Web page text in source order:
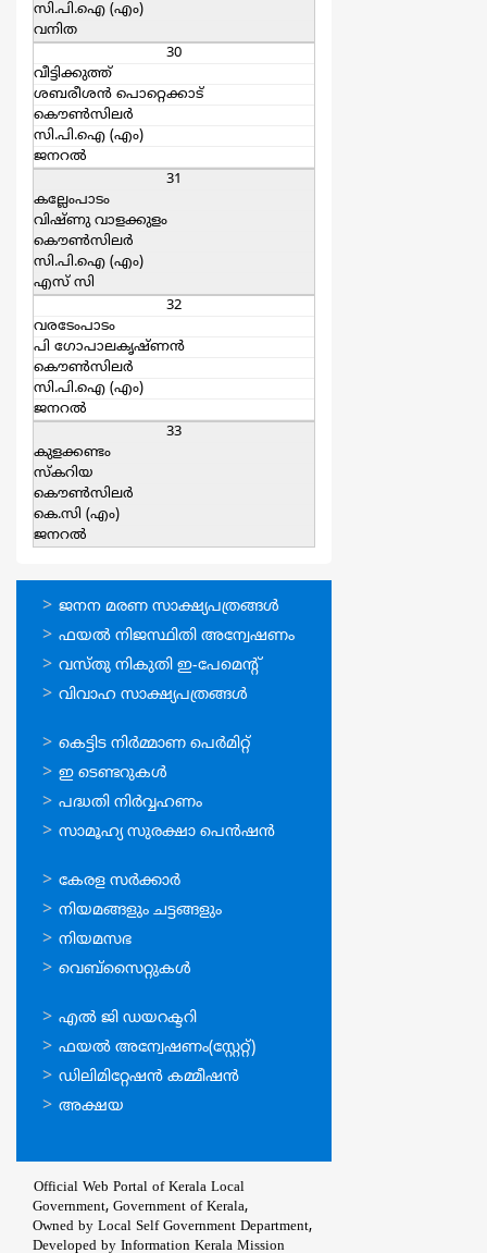
സി.പി.ഐ (എം)
വനിത
30
വീട്ടിക്കുത്ത്
ശബരീശന്‍ പൊറ്റെക്കാട്
കൌൺസിലർ
സി.പി.ഐ (എം)
ജനറല്‍
31
കല്ലേംപാടം
വിഷ്ണു വാളക്കുളം
കൌൺസിലർ
സി.പി.ഐ (എം)
എസ്‌ സി
32
വരടേംപാടം
പി ഗോപാലകൃഷ്ണന്‍
കൌൺസിലർ
സി.പി.ഐ (എം)
ജനറല്‍
33
കുളക്കണ്ടം
സ്കറിയ
കൌൺസിലർ
കെ.സി (എം)
ജനറല്‍
ഓണ്‍ലൈന്‍
സേവനങ്ങള്‍
ജനന മരണ സാക്ഷ്യപത്രങ്ങള്‍
ഫയല്‍ നിജസ്ഥിതി അന്വേഷണം
വസ്തു നികുതി ഇ-പേമെന്റ്
വിവാഹ സാക്ഷ്യപത്രങ്ങള്‍
ഓണ്‍ലൈന്‍
സേവനങ്ങള്‍
കെട്ടിട നിര്‍മ്മാണ പെര്‍മിറ്റ്‌
ഇ ടെണ്ടറുകള്‍
പദ്ധതി നിര്‍വ്വഹണം
സാമൂഹ്യ സുരക്ഷാ പെന്‍ഷന്‍
ഉപയോഗപ്രദമായ
കണ്ണികള്‍
കേരള സര്‍ക്കാര്‍
നിയമങ്ങളും ചട്ടങ്ങളും
നിയമസഭ
വെബ്സൈറ്റുകള്‍
ഉപയോഗപ്രദമായ
കണ്ണികള്‍
എല്‍ ജി ഡയറക്ടറി
ഫയല്‍ അന്വേഷണം(സ്റ്റേറ്റ്)
ഡിലിമിറ്റേഷന്‍ കമ്മീഷന്‍
അക്ഷയ
Official Web Portal of Kerala Local
Government, Government of Kerala,
Owned by Local Self Government Department,
Developed by Information Kerala Mission